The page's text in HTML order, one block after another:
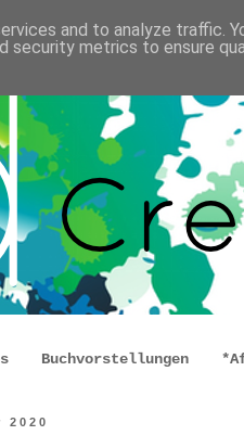
Buchvorstellungen
2020
and to analyze traffic.
security metrics to ensure